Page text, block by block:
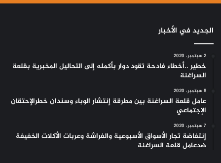
الجديد في الأخبار
2 سبتمبر، 2020
خطير ..أخطاء فادحة تقود دوار بأكمله إلى التحاليل المخبرية بقلعة
السراغنة
8 سبتمبر، 2020
عامل قلعة السراغنة بين مطرقة إنتشار الوباء وسندان خطرالإحتقان
الإجتماعي
7 سبتمبر، 2020
إنتفاضة تجار الأسواق الأسبوعية والفراشة وعربات الأكلات الخفيفة
ضدعامل قلعة السراغنة